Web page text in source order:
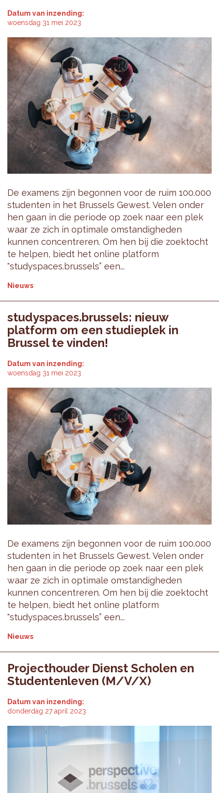
Datum van inzending:
woensdag 31 mei 2023
De examens zijn begonnen voor de ruim 100.000
studenten in het Brussels Gewest. Velen onder
hen gaan in die periode op zoek naar een plek
waar ze zich in optimale omstandigheden
kunnen concentreren. Om hen bij die zoektocht
te helpen, biedt het online platform
"studyspaces.brussels” een...
Nieuws
studyspaces.brussels: nieuw
platform om een studieplek in
Brussel te vinden!
Datum van inzending:
woensdag 31 mei 2023
De examens zijn begonnen voor de ruim 100.000
studenten in het Brussels Gewest. Velen onder
hen gaan in die periode op zoek naar een plek
waar ze zich in optimale omstandigheden
kunnen concentreren. Om hen bij die zoektocht
te helpen, biedt het online platform
"studyspaces.brussels” een...
Nieuws
Projecthouder Dienst Scholen en
Studentenleven (M/V/X)
Datum van inzending:
donderdag 27 april 2023